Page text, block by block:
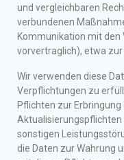
und vergleichbaren
verbundenen
Kommunikation mit
vorvertraglich), etwa
Wir verwenden diese
Verpflichtungen zu
Pflichten zur
Aktualisierungspflichten
sonstigen
die Daten zur Wahrung